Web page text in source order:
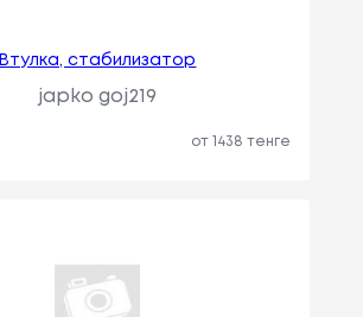
Втулка, стабилизатор
japko goj219
от 1438 тенге